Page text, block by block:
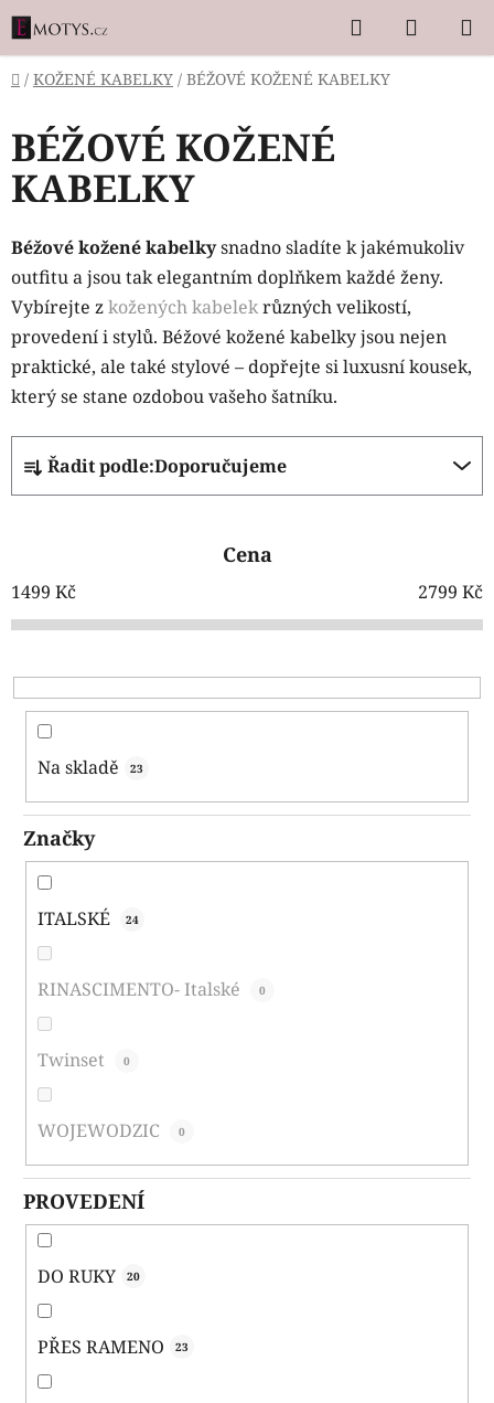
Přejít
na
obsah
Hledat
KOŠÍK
Domů
/ KOŽENÉ KABELKY / BÉŽOVÉ KOŽENÉ KABELKY
BÉŽOVÉ KOŽENÉ
KABELKY
Béžové kožené kabelkysnadno sladíte k jakémukoliv
outfitu a jsou tak elegantním doplňkem každé ženy.
Vybírejte zkožených kabelekrůzných velikostí,
provedení i stylů. Béžové kožené kabelky jsou nejen
praktické, ale také stylové – dopřejte si luxusní kousek,
který se stane ozdobou vašeho šatníku.
Ř
a
z
í
p
o
d
ů
Řadit podle:Doporučujeme
Cena
1499 Kč 2799 Kč
Na skladě 23
Značky
ITALSKÉ 24
RINASCIMENTO- Italské 0
Twinset 0
WOJEWODZIC 0
PROVEDENÍ
DO RUKY 20
PŘES RAMENO 23